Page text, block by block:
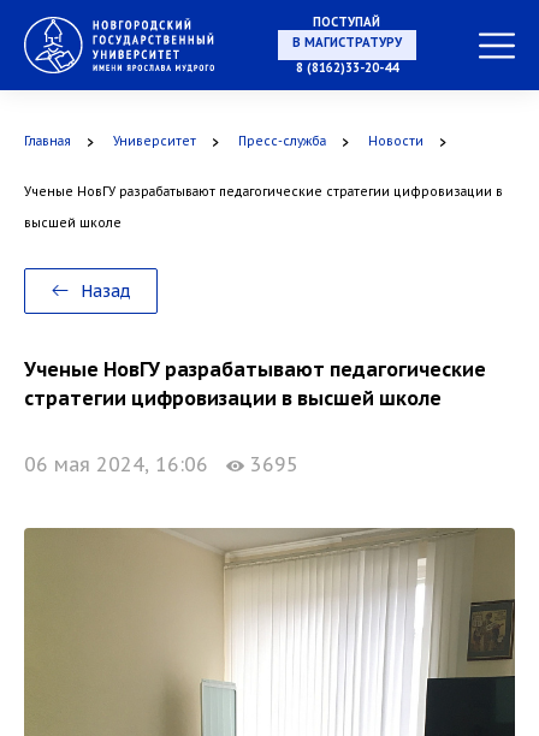
ПОСТУПАЙ
НА СПЕЦИАЛИТЕТ
В МАГИСТРАТУРУ
8 (8162)33-20-44
Главная Университет Пресс-служба Новости
Ученые НовГУ разрабатывают педагогические стратегии цифровизации в
высшей школе
Назад
Ученые НовГУ разрабатывают педагогические
стратегии цифровизации в высшей школе
06 мая 2024, 16:06 3695